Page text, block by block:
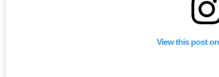
View this post